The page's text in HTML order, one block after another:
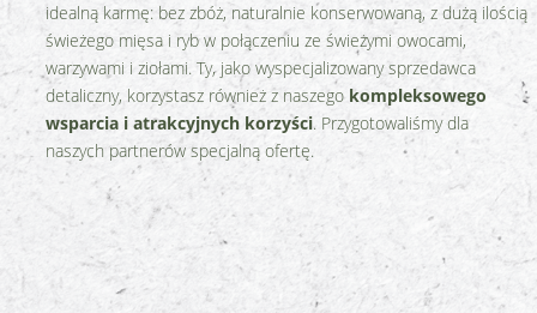
idealną karmę: bez zbóż, naturalnie konserwowaną, z dużą ilością
świeżego mięsa i ryb w połączeniu ze świeżymi owocami,
warzywami i ziołami. Ty, jako wyspecjalizowany sprzedawca
detaliczny, korzystasz również z naszego kompleksowego
wsparcia i atrakcyjnych korzyści. Przygotowaliśmy dla
naszych partnerów specjalną ofertę.